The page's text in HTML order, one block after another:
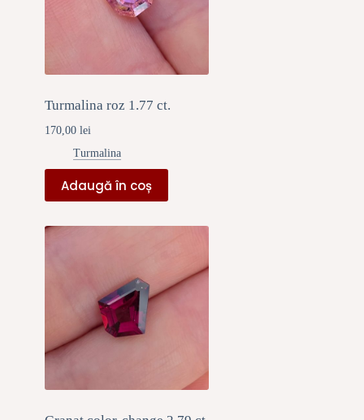
Turmalina roz 1.77 ct.
170,00 lei
Turmalina
Adaugă în coș